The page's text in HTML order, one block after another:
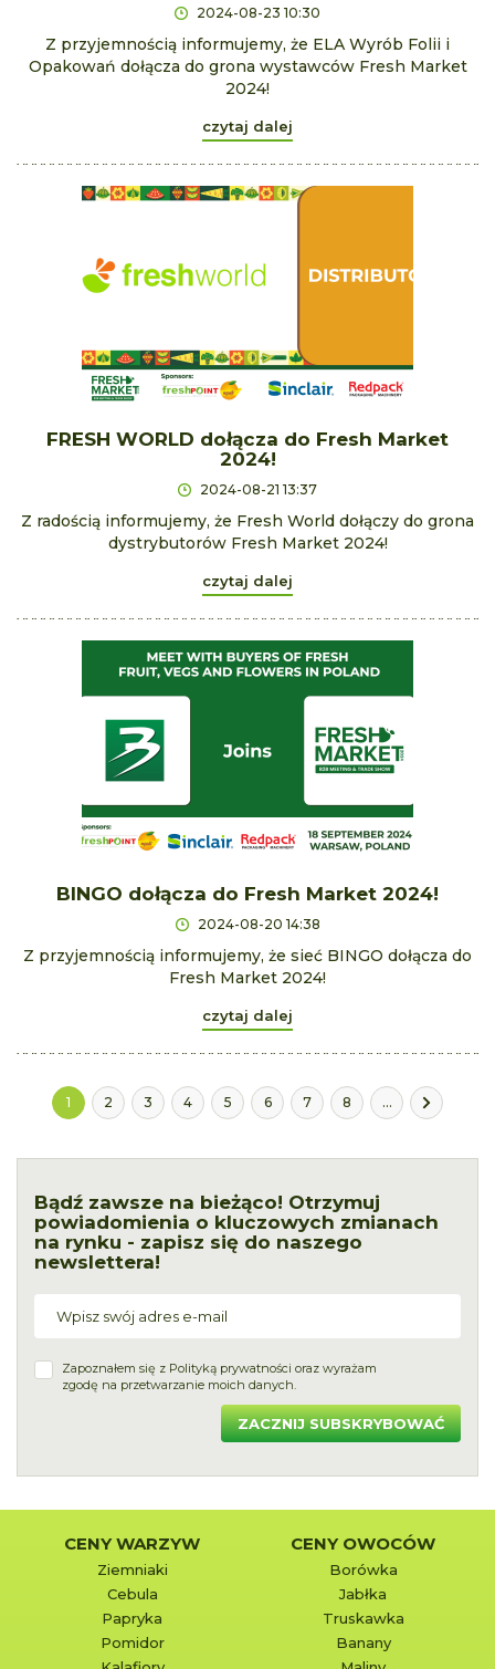
2024-08-23 10:30
Z przyjemnością informujemy, że ELA Wyrób Folii i
Opakowań dołącza do grona wystawców Fresh Market
2024!
czytaj dalej
FRESH WORLD dołącza do Fresh Market
2024!
2024-08-21 13:37
Z radością informujemy, że Fresh World dołączy do grona
dystrybutorów Fresh Market 2024!
czytaj dalej
BINGO dołącza do Fresh Market 2024!
2024-08-20 14:38
Z przyjemnością informujemy, że sieć BINGO dołącza do
Fresh Market 2024!
czytaj dalej
1 2 3 4 5 6 7 8 ...
Bądź zawsze na bieżąco! Otrzymuj
powiadomienia o kluczowych zmianach
na rynku - zapisz się do naszego
newslettera!
Zapoznałem się z Polityką prywatności oraz wyrażam
zgodę na przetwarzanie moich danych.
ZACZNIJ SUBSKRYBOWAĆ
CENY WARZYW
Ziemniaki
Cebula
Papryka
Pomidor
CENY OWOCÓW
Borówka
Jabłka
Truskawka
Banany